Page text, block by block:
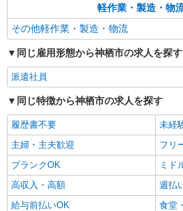
軽作業・製造・物
その他軽作業・製造・物流
同じ雇用形態から神栖市の求人を探す
派遣社員
同じ特徴から神栖市の求人を探す
履歴書不要
未経
主婦・主夫歓迎
フリ
ブランクOK
ミド
高収入・高額
週払
給与前払いOK
食堂